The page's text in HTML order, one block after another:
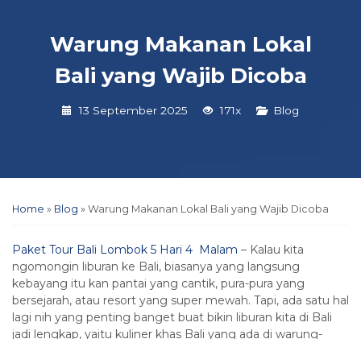
Warung Makanan Lokal
Bali yang Wajib Dicoba
13 September 2025 171x Blog
Home » Blog » Warung Makanan Lokal Bali yang Wajib Dicoba
Paket Tour Bali Lombok 5 Hari 4 Malam – Kalau kita
ngomongin liburan ke Bali, biasanya yang langsung
kebayang itu kan pantai yang cantik, pura-pura yang
bersejarah, atau resort yang super mewah. Tapi, ada satu hal
lagi nih yang penting banget buat bikin liburan kita di Bali
jadi lengkap, yaitu kuliner khas Bali yang ada di warung-